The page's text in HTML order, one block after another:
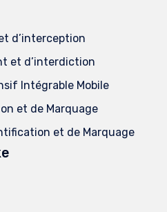
d’interception
et d’interdiction
Intégrable Mobile
et de Marquage
et de Marquage